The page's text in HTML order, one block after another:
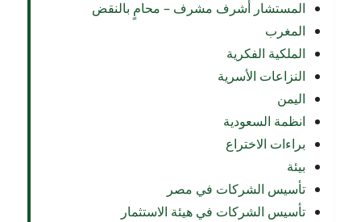
المستشار أشرف مشرف – محامٍ بالنقض
المغرب
الملكية الفكرية
النزاعات الأسرية
اليمن
انظمة السعودية
براءات الاختراع
بيئة
تأسيس الشركات في مصر
تأسيس الشركات في هيئة الاستثمار